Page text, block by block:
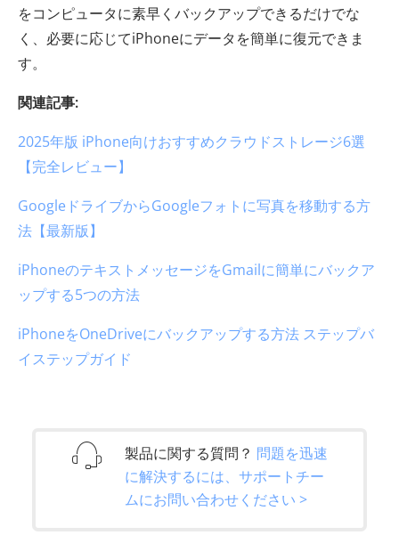
をコンピュータに素早くバックアップできるだけでな
く、必要に応じてiPhoneにデータを簡単に復元できま
す。
関連記事:
2025年版 iPhone向けおすすめクラウドストレージ6選
【完全レビュー】
GoogleドライブからGoogleフォトに写真を移動する方
法【最新版】
iPhoneのテキストメッセージをGmailに簡単にバックア
ップする5つの方法
iPhoneをOneDriveにバックアップする方法 ステップバ
イステップガイド
製品に関する質問？ 問題を迅速
に解決するには、サポートチー
ムにお問い合わせください >